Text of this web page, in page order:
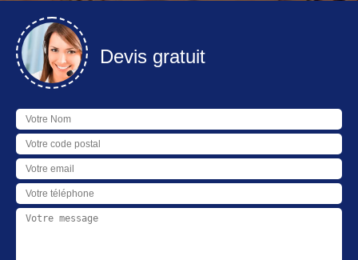
Devis gratuit